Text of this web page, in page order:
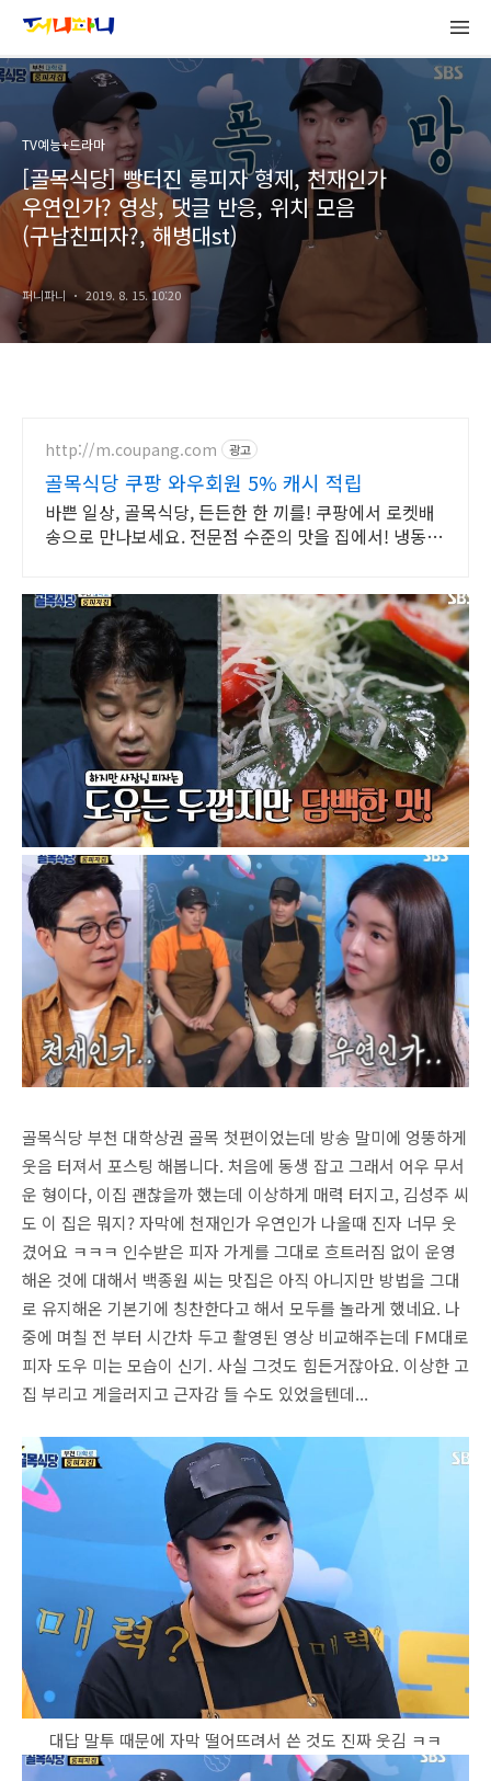
TV예능+드라마
[골목식당] 빵터진 롱피자 형제, 천재인가
우연인가? 영상, 댓글 반응, 위치 모음
(구남친피자?, 해병대st)
퍼니파니 2019. 8. 15. 10:20
http://m.coupang.com 광고
골목식당 쿠팡 와우회원 5% 캐시 적립
바쁜 일상, 골목식당, 든든한 한 끼를! 쿠팡에서 로켓배
송으로 만나보세요. 전문점 수준의 맛을 집에서! 냉동식
골목식당 부천 대학상권 골목 첫편이었는데 방송 말미에 엉뚱하게
웃음 터져서 포스팅 해봅니다. 처음에 동생 잡고 그래서 어우 무서
운 형이다, 이집 괜찮을까 했는데 이상하게 매력 터지고, 김성주 씨
도 이 집은 뭐지? 자막에 천재인가 우연인가 나올때 진자 너무 웃
겼어요 ㅋㅋㅋ 인수받은 피자 가게를 그대로 흐트러짐 없이 운영
해온 것에 대해서 백종원 씨는 맛집은 아직 아니지만 방법을 그대
로 유지해온 기본기에 칭찬한다고 해서 모두를 놀라게 했네요. 나
중에 며칠 전 부터 시간차 두고 촬영된 영상 비교해주는데 FM대로
피자 도우 미는 모습이 신기. 사실 그것도 힘든거잖아요. 이상한 고
집 부리고 게을러지고 근자감 들 수도 있었을텐데...
대답 말투 때문에 자막 떨어뜨려서 쓴 것도 진짜 웃김 ㅋㅋ